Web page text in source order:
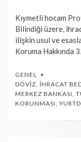
Kıymetli hocam
Bilindiği üzere,
ilişkin usul ve
Koruma Hakkında
GENEL
DÖVIZ, İHRACAT
MERKEZ BANKASI,
KORUNMASI,